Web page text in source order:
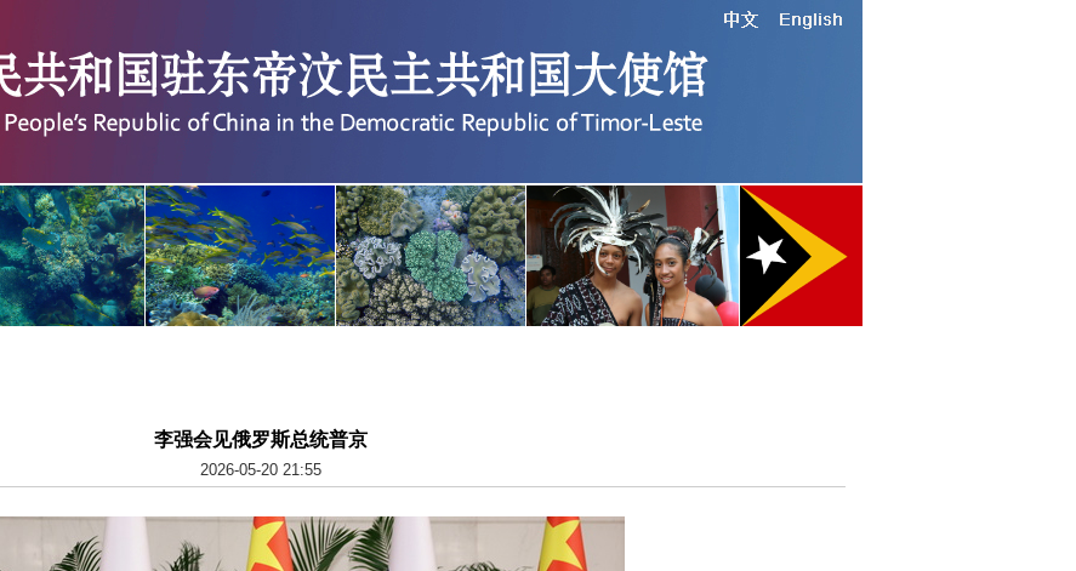
李强会见俄罗斯总统普京
2026-05-20 21:55